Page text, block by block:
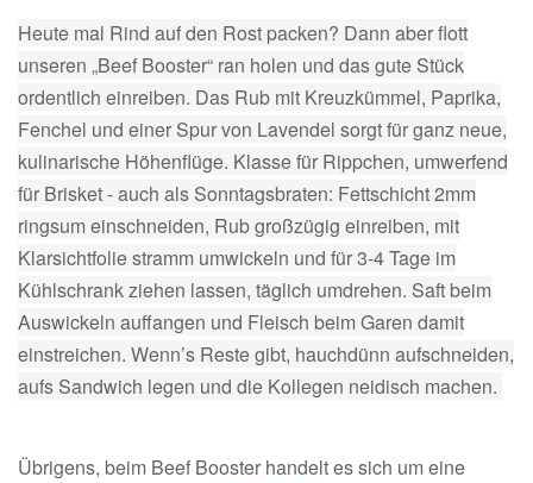
Heute mal Rind auf den Rost packen? Dann aber flott
unseren „Beef Booster“ ran holen und das gute Stück
ordentlich einreiben. Das Rub mit Kreuzkümmel, Paprika,
Fenchel und einer Spur von Lavendel sorgt für ganz neue,
kulinarische Höhenflüge. Klasse für Rippchen, umwerfend
für Brisket - auch als Sonntagsbraten: Fettschicht 2mm
ringsum einschneiden, Rub großzügig einreiben, mit
Klarsichtfolie stramm umwickeln und für 3-4 Tage im
Kühlschrank ziehen lassen, täglich umdrehen. Saft beim
Auswickeln auffangen und Fleisch beim Garen damit
einstreichen. Wenn’s Reste gibt, hauchdünn aufschneiden,
aufs Sandwich legen und die Kollegen neidisch machen.
Übrigens, beim Beef Booster handelt es sich um eine